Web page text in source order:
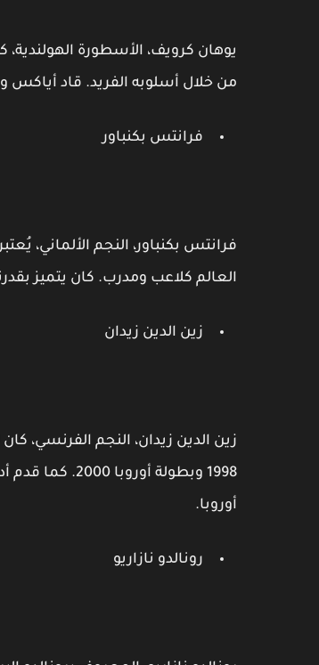
يوهان كرويف، الأسطورة الهولندية،
من خلال أسلوبه الفريد. قاد أياكس
فرانتس بكنباور
فرانتس بكنباور، النجم الألماني،
العالم كلاعب ومدرب. كان يتميز
زين الدين زيدان
زين الدين زيدان، النجم الفرنسي،
1998 وبطولة
أوروبا.
رونالدو نازاريو